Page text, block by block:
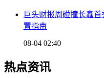
巨头财报周碰撞长鑫
置指南
08-04 02:40
热点资讯